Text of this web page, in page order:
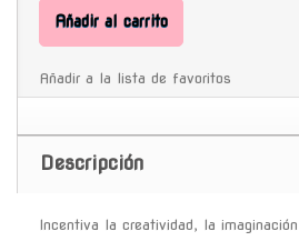
Añadir al carrito
Añadir a la lista de favoritos
Descripción
Incentiva la creatividad, la